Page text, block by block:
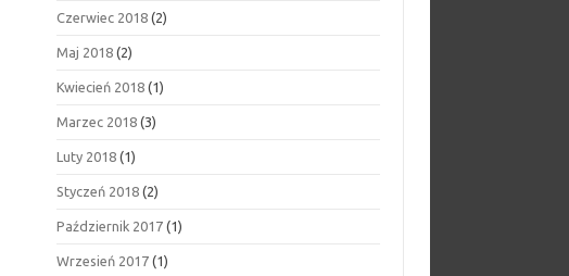
Czerwiec 2018 (2)
Maj 2018 (2)
Kwiecień 2018 (1)
Marzec 2018 (3)
Luty 2018 (1)
Styczeń 2018 (2)
Październik 2017 (1)
Wrzesień 2017 (1)